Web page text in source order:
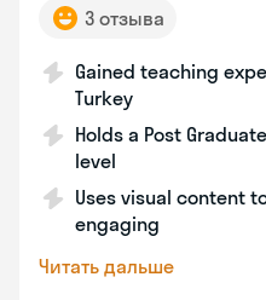
3 отзыва
Gained teaching
Turkey
Holds a Post
level
Uses visual content
engaging
Читать дальше